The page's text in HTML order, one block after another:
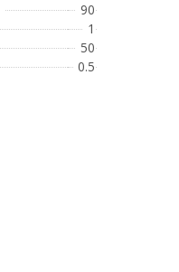
90
1
50
0.5